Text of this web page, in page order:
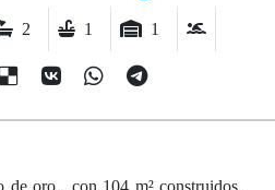
2 1 1
oro , con 104 m² construidos,